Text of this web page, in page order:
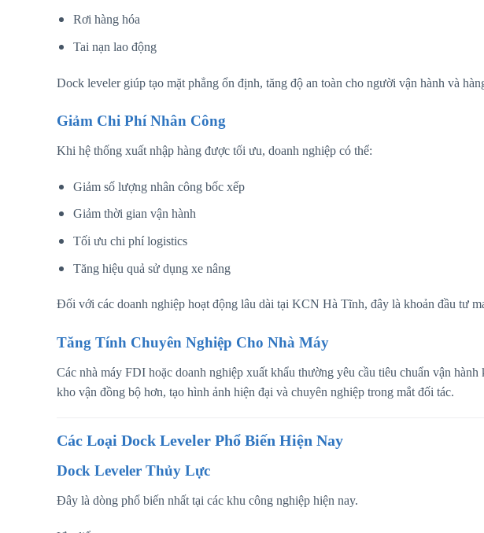
Rơi hàng hóa
Tai nạn lao động
Dock leveler giúp tạo mặt phẳng ổn định, tăng độ an toàn cho người vận hành và
Giảm Chi Phí Nhân Công
Khi hệ thống xuất nhập hàng được tối ưu, doanh nghiệp có thể:
Giảm số lượng nhân công bốc xếp
Giảm thời gian vận hành
Tối ưu chi phí logistics
Tăng hiệu quả sử dụng xe nâng
Đối với các doanh nghiệp hoạt động lâu dài tại KCN Hà Tĩnh, đây là khoản đầu tư
Tăng Tính Chuyên Nghiệp Cho Nhà Máy
Các nhà máy FDI hoặc doanh nghiệp xuất khẩu thường yêu cầu tiêu chuẩn vận
kho vận đồng bộ hơn, tạo hình ảnh hiện đại và chuyên nghiệp trong mắt đối tác.
Các Loại Dock Leveler Phổ Biến Hiện Nay
Dock Leveler Thủy Lực
Đây là dòng phổ biến nhất tại các khu công nghiệp hiện nay.